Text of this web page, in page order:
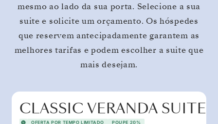
mesmo ao lado da sua porta. Selecione a sua
suite e solicite um orçamento. Os hóspedes
que reservem antecipadamente garantem as
melhores tarifas e podem escolher a suite que
mais desejam.
CLASSIC VERANDA SUITE
OFERTA POR TEMPO LIMITADO POUPE 20%